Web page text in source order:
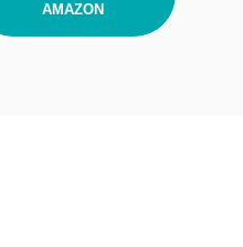
AMAZON